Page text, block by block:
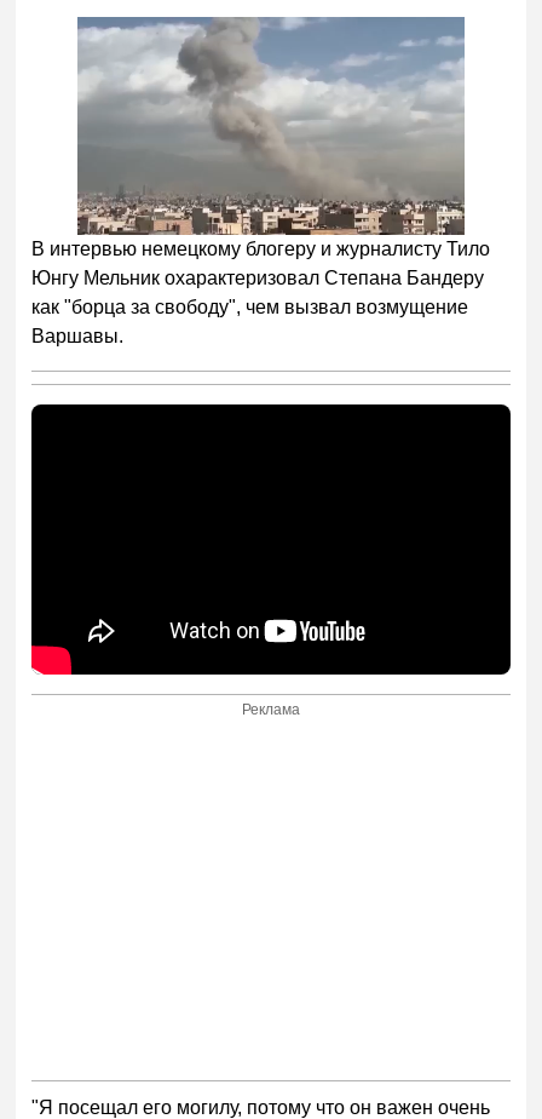
В интервью немецкому блогеру и журналисту Тило
Юнгу Мельник охарактеризовал Степана Бандеру
как "борца за свободу", чем вызвал возмущение
Варшавы.
Реклама
"Я посещал его могилу, потому что он важен очень